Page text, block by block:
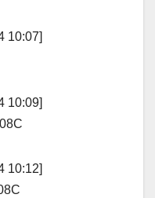
10:07]
10:09]
10:12]